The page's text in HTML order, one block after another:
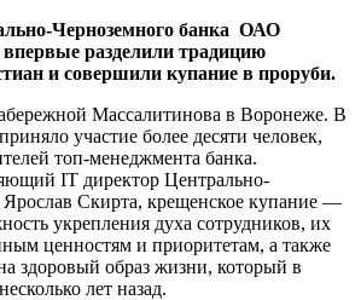
Черноземного банка ОАО
разделили традицию
и совершили купание в проруби.
Массалитинова в Воронеже. В
участие более десяти человек,
топ-менеджмента банка.
IT директор Центрально-
Ярослав Скирта, крещенское купание —
укрепления духа сотрудников, их
ценностям и приоритетам, а также
здоровый образ жизни, который в
лет назад.